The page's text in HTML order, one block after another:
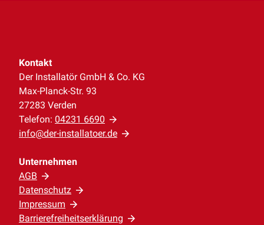
Kontakt
Der Installatör GmbH & Co. KG
Max-Planck-Str. 93
27283 Verden
Telefon: 04231 6690
info@der-installatoer.de
Unternehmen
AGB
Datenschutz
Impressum
Barrierefreiheitserklärung